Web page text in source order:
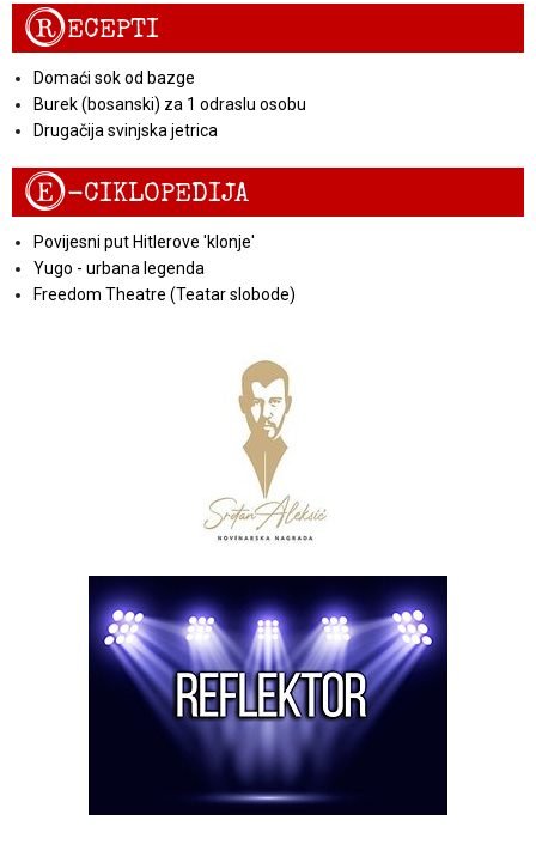
RECEPTI
Domaći sok od bazge
Burek (bosanski) za 1 odraslu osobu
Drugačija svinjska jetrica
E-CIKLOPEDIJA
Povijesni put Hitlerove 'klonje'
Yugo - urbana legenda
Freedom Theatre (Teatar slobode)